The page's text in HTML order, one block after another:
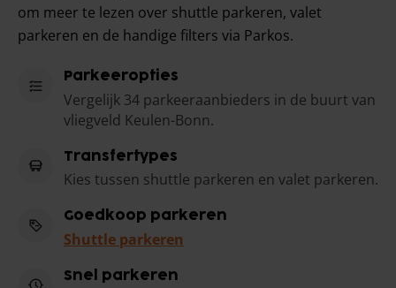
om meer te lezen over shuttle parkeren, valet
parkeren en de handige filters via Parkos.
Parkeeropties
Vergelijk 34 parkeeraanbieders in de buurt van
vliegveld Keulen-Bonn.
Transfertypes
Kies tussen shuttle parkeren en valet parkeren.
Goedkoop parkeren
Shuttle parkeren
Snel parkeren